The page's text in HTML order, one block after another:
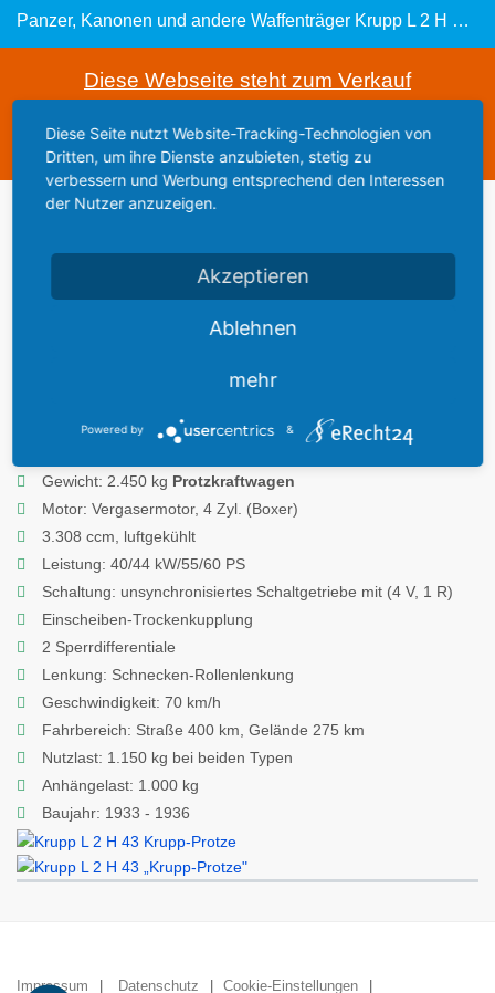
Panzer, Kanonen und andere Waffenträger Krupp L 2 H 43 „Krupp-Protze": Leichter geländegängiger Lkw von 1933-1936
Diese Webseite steht zum Verkauf
Statistics
Lkw 1 to (6x4)
Gewicht: 2.450 kg Protzkraftwagen
Motor: Vergasermotor, 4 Zyl. (Boxer)
3.308 ccm, luftgekühlt
Leistung: 40/44 kW/55/60 PS
Schaltung: unsynchronisiertes Schaltgetriebe mit (4 V, 1 R)
Einscheiben-Trockenkupplung
2 Sperrdifferentiale
Lenkung: Schnecken-Rollenlenkung
Geschwindigkeit: 70 km/h
Fahrbereich: Straße 400 km, Gelände 275 km
Nutzlast: 1.150 kg bei beiden Typen
Anhängelast: 1.000 kg
Baujahr: 1933 - 1936
Impressum Datenschutz Cookie-Einstellungen
Diese Seite nutzt Website-Tracking-Technologien von
Dritten, um ihre Dienste anzubieten, stetig zu
verbessern und Werbung entsprechend den Interessen
der Nutzer anzuzeigen.
Akzeptieren
Ablehnen
mehr
Powered by &